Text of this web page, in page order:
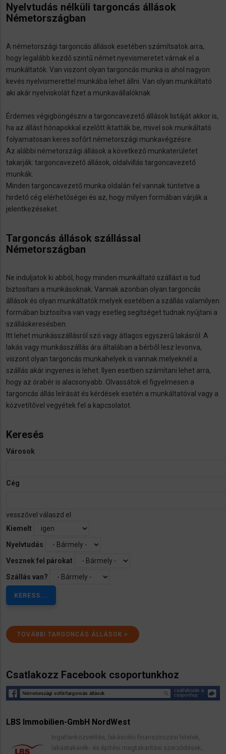
Nyelvtudás nélküli targoncás állások
Németországban
A németországi targoncás állások esetében számítsatok arra,
hogy legalább kezdő szintű német nyevismeretet várnak el a
munkáltatók. Van viszont olyan targoncás munka is ahol nagyon
kevés nyelvismerettel munkába lehet állni. Van olyan munkáltató
aki akár nyelviskolát fizet a munkavállalóknak
Érdemes végigböngészni a targoncavezető állások listáját akkor is,
ha az állást hónapokkal ezelőtt iktatták be, mivel sok munkáltató
folyamatosan keres sofőrt németországi munkavégzésre.
Az alábbi németországi állások a következő munkaterületet
takarják: targoncavezető állások, oldalvillás targoncavezető
munkák.
Minden targoncavezető munka oldalán fel vannak tüntetve a
hirdető cég elérhetőségei és az, hogy milyen formában várják a
jelentkezéseket.
Targoncás állások szállással
Németországban
Ne induljatok ki abból, hogy minden munkáltató szállást is tud
biztosítani a munkásoknak. Vannak azonban olyan targoncás
állások és olyan munkáltatók melyek esetében a szállás valamilyen
formában biztosítva van vagy esetleg segítséget tudnak nyújtani a
szálláskeresésben.
Itt lehet munkásszállásról szó vagy átlagos egyszerű lakásról. A
lakás vagy munkásszállás ára általában a bérből lesz levonva,
viszont olyan targoncás munkahelyek is vannak melyeknél a
szállás akár ingyenes is lehet. Ilyen esetben számítani lehet arra,
hogy az órabér is alacsonyabb. Olvassátok el figyelmesen a
targoncás állás leírását és kérdések esetén a munkáltatóval vagy a
közvetítővel vegyétek fel a kapcsolatot.
Keresés
Városok
Cég
vesszővel válaszd el
Kiemelt
Nyelvtudás
Vesznek fel párokat
Szállás van?
TOVÁBBI TARGONCÁS ÁLLÁSOK >
Csatlakozz Facebook csoportunkhoz
LBS Immobilien-GmbH NordWest
Ingatlanközvetítés, lakáscélú finanszírozási hitelek,
lakástakarék- és építési megtakarítási szerződések,